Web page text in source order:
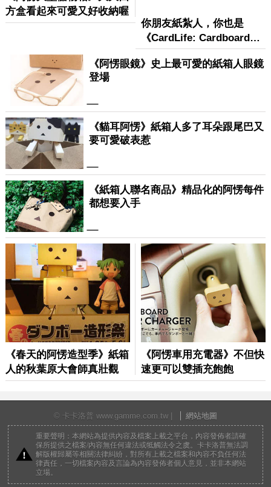
重要聲明：本網站為提供內容及檔案上載之平台，內容發佈者請確
保所提供之檔案/內容無任何違法或牴觸法令之虞。卡卡洛普無法調
解版權歸屬等相關法律糾紛，對所有上載之檔案和內容不負任何法
律責任，一切檔案內容及言論為內容發佈者個人意見，並非本網站
立場。